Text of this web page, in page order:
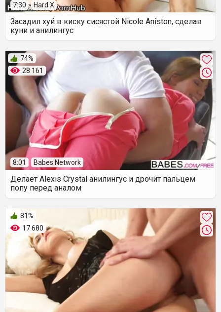
7:30 Hard X
Засадил хуй в киску сисястой Nicole Aniston, сделав
куни и анилингус
28 161
74%
8:01 Babes Network
Делает Alexis Crystal анилингус и дрочит пальцем
попу перед аналом
17 680
81%